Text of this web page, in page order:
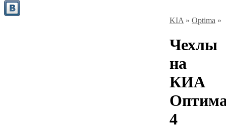
KIA » Optima »
Чехлы
на
КИА
4